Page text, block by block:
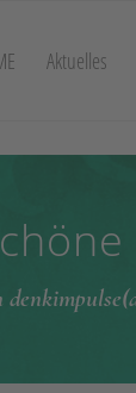
Aktuelles